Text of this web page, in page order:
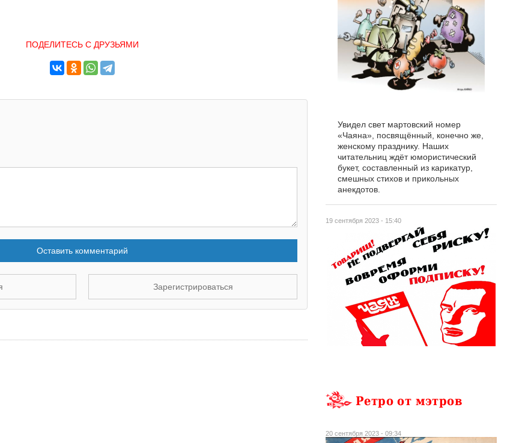
ПОДЕЛИТЕСЬ С ДРУЗЬЯМИ
Оставить комментарий
Зарегистрироваться
19 сентября 2023 - 15:40
Увидел свет мартовский номер
«Чаяна», посвящённый, конечно же,
женскому празднику. Наших
читательниц ждёт юмористический
букет, составленный из карикатур,
смешных стихов и прикольных
анекдотов.
Ретро от мэтров
20 сентября 2023 - 09:34